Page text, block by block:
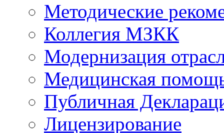
Методические
Коллегия МЗКК
Модернизация
Медицинская
Публичная
Лицензирование